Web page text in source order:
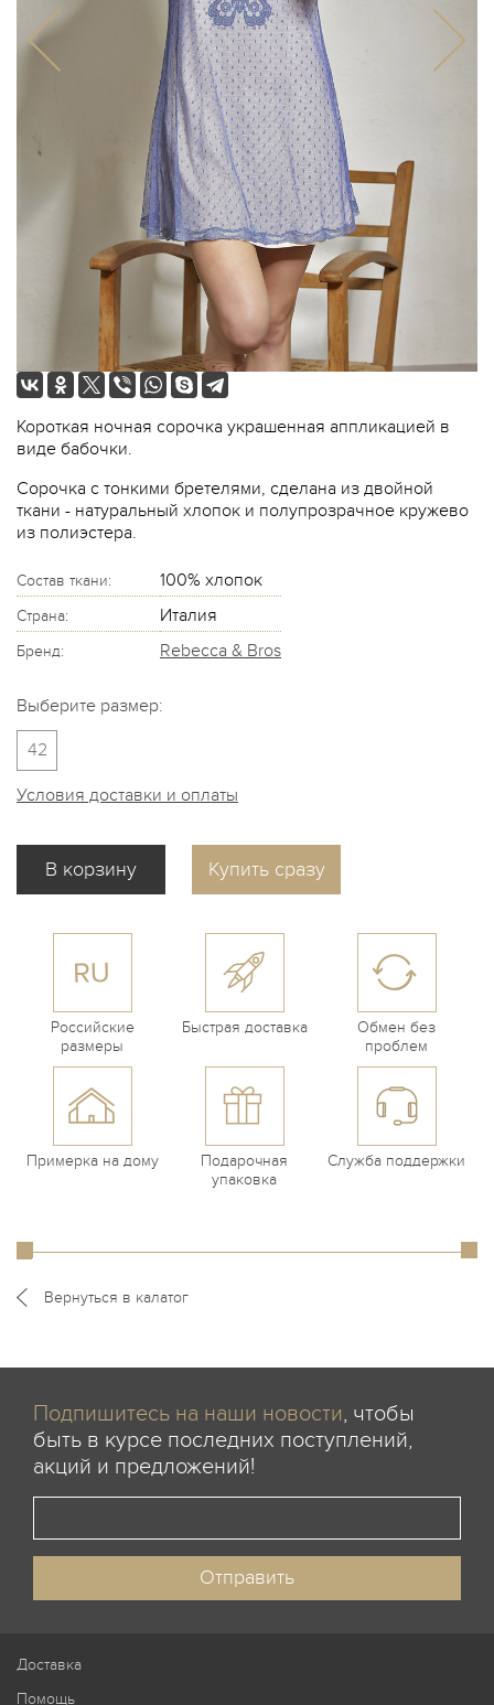
Короткая ночная сорочка украшенная аппликацией в
виде бабочки.
Сорочка с тонкими бретелями, сделана из двойной
ткани - натуральный хлопок и полупрозрачное кружево
из полиэстера.
Состав ткани: 100% хлопок
Страна: Италия
Бренд: Rebecca & Bros
Выберите размер:
42
Условия доставки и оплаты
Купить сразу
Российские
размеры
Быстрая доставка
Обмен без
проблем
Примерка на дому
Подарочная
упаковка
Служба поддержки
Вернуться в калатог
Подпишитесь на наши новости, чтобы
быть в курсе последних поступлений,
акций и предложений!
Доставка
Помощь